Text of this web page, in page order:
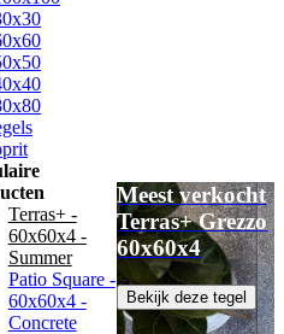
Terras+ -
60x60x4 -
Summer
Patio Square -
60x60x4 -
Concrete
Meest verkocht
Terras+ Grezzo
60x60x4
Bekijk deze tegel